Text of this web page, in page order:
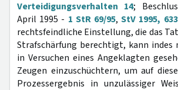
Verteidigungsverhalten 14;
April 1995 - 1 StR 69/95,StV 1995, 633
rechtsfeindliche Einstellung, die das
Strafschärfung berechtigt, kann indes
in Versuchen eines Angeklagten
Zeugen einzuschüchtern, um auf
Prozessergebnis in unzulässiger